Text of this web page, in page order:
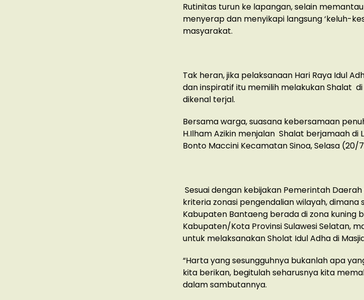
Rutinitas turun ke lapangan, selain
menyerap dan menyikapi langsung ‘keluh-
masyarakat.
Tak heran, jika pelaksanaan Hari Raya Idul
dan inspiratif itu memilih melakukan Shalat
dikenal terjal.
Bersama warga, suasana kebersamaan
H.Ilham Azikin menjalan Shalat berjamaah di
Bonto Maccini Kecamatan Sinoa, Selasa (20/
Sesuai dengan kebijakan Pemerintah
kriteria zonasi pengendalian wilayah, dimana
Kabupaten Bantaeng berada di zona kuning
Kabupaten/Kota Provinsi Sulawesi Selatan,
untuk melaksanakan Sholat Idul Adha di
“Harta yang sesungguhnya bukanlah apa
kita berikan, begitulah seharusnya kita
dalam sambutannya.